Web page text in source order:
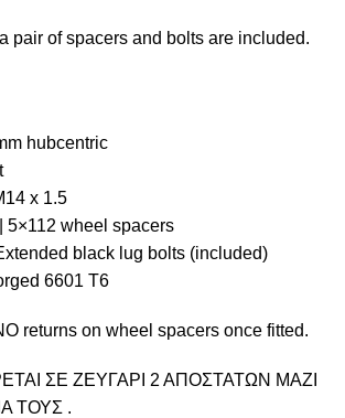
pair of spacers and bolts are included.
hubcentric
x 1.5
5×112 wheel spacers
black lug bolts (included)
6601 T6
returns on wheel spacers once fitted.
ΣΕ ΖΕΥΓΑΡΙ 2 ΑΠΟΣΤΑΤΩΝ ΜΑΖΙ
ΤΟΥΣ .